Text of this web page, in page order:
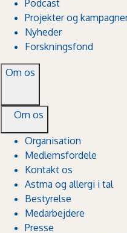
Podcast
Projekter og
Nyheder
Forskningsfond
Om os
Om os
Organisation
Medlemsfordele
Kontakt os
Astma og allergi i tal
Bestyrelse
Medarbejdere
Presse